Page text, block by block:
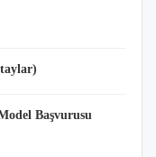
Başvurusu